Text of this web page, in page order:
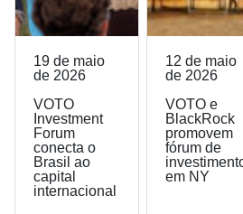
19 de maio
de 2026
VOTO
Investment
Forum
conecta o
Brasil ao
capital
internacional
12 de maio
de 2026
VOTO e
BlackRock
promovem
fórum de
em NY